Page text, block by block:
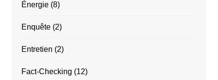
Énergie(8)
Enquête(2)
Entretien (2)
Fact-Checking (12)